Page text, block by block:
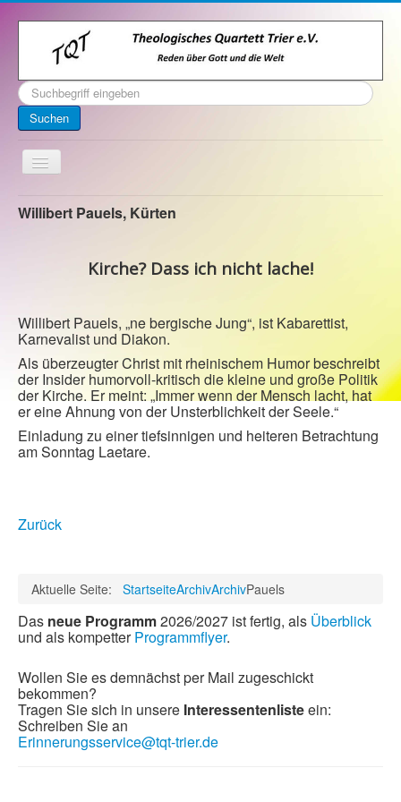
Suchen
...
Suchen
Toggle
Navigation
Startseite
Archiv
Impressum
Willibert Pauels, Kürten
Kirche? Dass ich nicht lache!
Willibert Pauels, „ne bergische Jung“, ist Kabarettist,
Karnevalist und Diakon.
Als überzeugter Christ mit rheinischem Humor beschreibt
der Insider humorvoll-kritisch die kleine und große Politik
der Kirche. Er meint: „Immer wenn der Mensch lacht, hat
er eine Ahnung von der Unsterblichkeit der Seele.“
Einladung zu einer tiefsinnigen und heiteren Betrachtung
am Sonntag Laetare.
Zurück
Aktuelle Seite: StartseiteArchivArchivPauels
Das neue Programm2026/2027 ist fertig, als Überblick
und als kompetterProgrammflyer.
Wollen Sie es demnächst per Mail zugeschickt
bekommen?
Tragen Sie sich in unsere Interessentenlisteein:
Schreiben Sie an
Erinnerungsservice@tqt-trier.de